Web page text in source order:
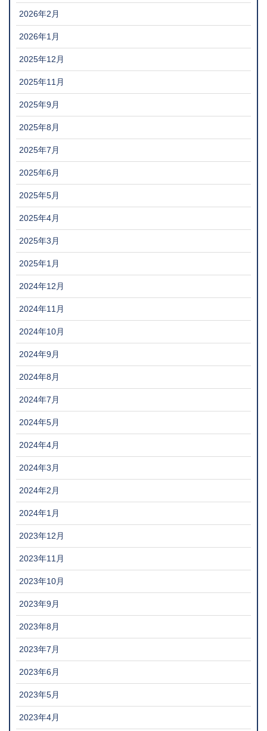
2026年2月
2026年1月
2025年12月
2025年11月
2025年9月
2025年8月
2025年7月
2025年6月
2025年5月
2025年4月
2025年3月
2025年1月
2024年12月
2024年11月
2024年10月
2024年9月
2024年8月
2024年7月
2024年5月
2024年4月
2024年3月
2024年2月
2024年1月
2023年12月
2023年11月
2023年10月
2023年9月
2023年8月
2023年7月
2023年6月
2023年5月
2023年4月